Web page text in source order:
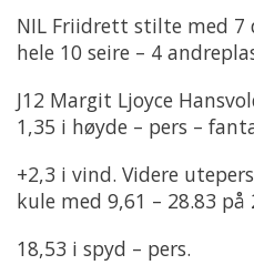
NIL Friidrett stilte med 7
hele 10 seire – 4
J12 Margit Ljoyce
1,35 i høyde – pers –
+2,3 i vind. Videre
kule med 9,61 – 28.83
18,53 i spyd – pers.